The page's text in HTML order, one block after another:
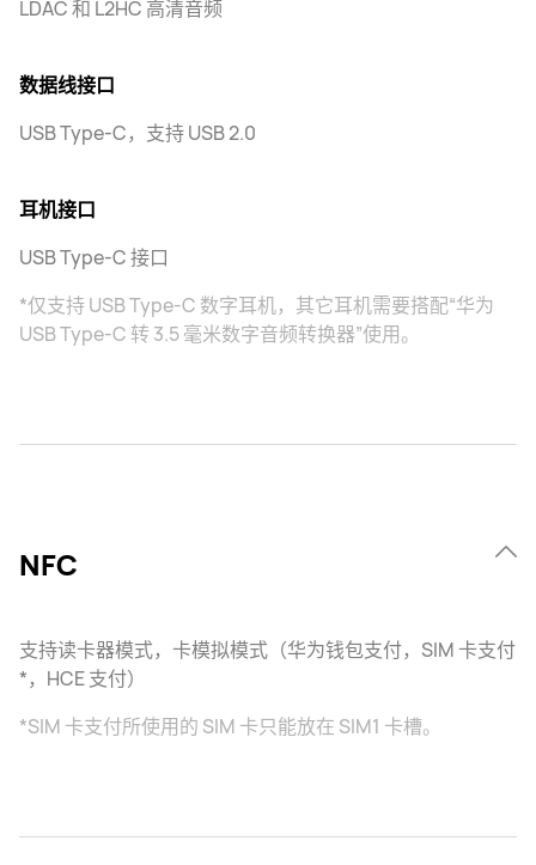
LDAC 和 L2HC 高清音频
数据线接口
USB Type-C，支持 USB 2.0
耳机接口
USB Type-C 接口
*仅支持 USB Type-C 数字耳机，其它耳机需要搭配“华为
USB Type-C 转 3.5 毫米数字音频转换器”使用。
NFC
支持读卡器模式，卡模拟模式（华为钱包支付，SIM 卡支付
*，HCE 支付）
*SIM 卡支付所使用的 SIM 卡只能放在 SIM1 卡槽。